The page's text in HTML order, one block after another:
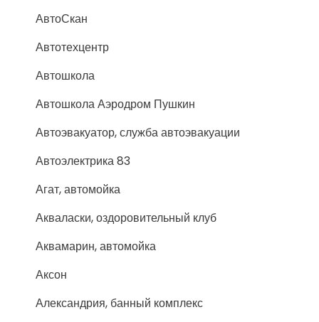
АвтоСкан
Автотехцентр
Автошкола
Автошкола Аэродром Пушкин
Автоэвакуатор, служба автоэвакуации
Автоэлектрика 83
Агат, автомойка
Акваласки, оздоровительный клуб
Аквамарин, автомойка
Аксон
Александрия, банный комплекс